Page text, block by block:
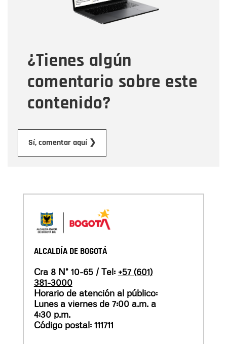
¿Tienes algún
comentario sobre este
contenido?
Sí, comentar aquí ❯
Tipo de comentario
Mensaje
ALCALDÍA DE BOGOTÁ
Cra 8 N° 10-65 / Tel: +57 (601)
381-3000
Horario de atención al público:
Lunes a viernes de 7:00 a.m. a
4:30 p.m.
Código postal: 111711